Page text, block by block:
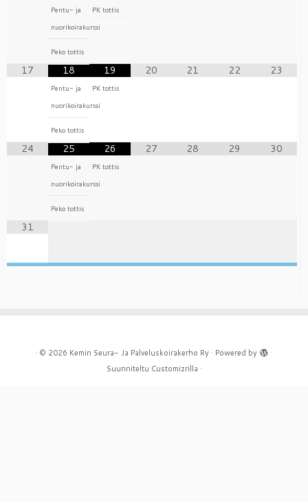
Pentu- ja
nuorikoirakurssi
Peko tottis
PK tottis
17 18
Pentu- ja
nuorikoirakurssi
Peko tottis
19
PK tottis
20 21 22 23
24 25
Pentu- ja
nuorikoirakurssi
Peko tottis
26
PK tottis
27 28 29 30
31
· © 2026 Kemin Seura- Ja Palveluskoirakerho Ry · Powered by
·
Suunniteltu Customizrilla ·